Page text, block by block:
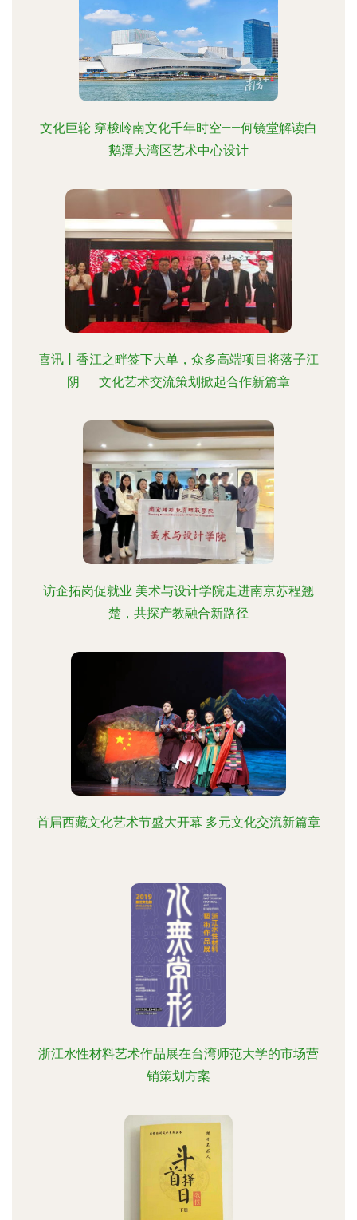
文化巨轮 穿梭岭南文化千年时空——何镜堂解读白
鹅潭大湾区艺术中心设计
喜讯丨香江之畔签下大单，众多高端项目将落子江
阴——文化艺术交流策划掀起合作新篇章
访企拓岗促就业 美术与设计学院走进南京苏程翘
楚，共探产教融合新路径
首届西藏文化艺术节盛大开幕 多元文化交流新篇章
浙江水性材料艺术作品展在台湾师范大学的市场营
销策划方案